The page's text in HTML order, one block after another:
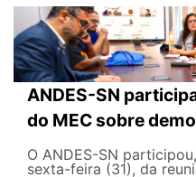
ANDES-SN
do MEC sobre
O ANDES-SN
sexta-feira (31), da